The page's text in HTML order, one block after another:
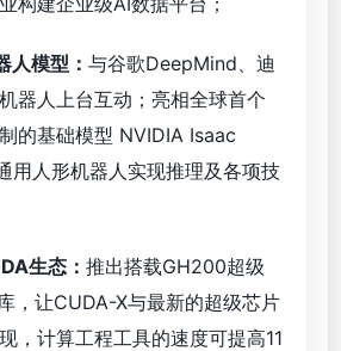
人模型： 与谷歌DeepMind、迪
器人上台互动；亮相全球首个
的基础模型 NVIDIA Isaac
用人形机器人实现推理及各项技
生态： 推出搭载GH200超级
，让CUDA-X与最新的超级芯片
，计算工程工具的速度可提高11